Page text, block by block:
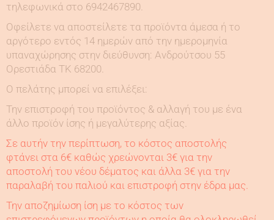
τηλεφωνικά στο 6942467890.
Οφείλετε να αποστείλετε τα προϊόντα άμεσα ή το
αργότερο εντός 14 ημερών από την ημερομηνία
υπαναχώρησης στην διεύθυνση: Ανδρούτσου 55
Ορεστιάδα ΤΚ 68200.
Ο πελάτης μπορεί να επιλέξει:
Την επιστροφή του προϊόντος & αλλαγή του με ένα
άλλο προϊόν ίσης ή μεγαλύτερης αξίας.
Σε αυτήν την περίπτωση, το κόστος αποστολής
φτάνει στα 6€ καθώς χρεώνονται 3€ για την
αποστολή του νέου δέματος και άλλα 3€ για την
παραλαβή του παλιού και επιστροφή στην έδρα μας.
Την αποζημίωση ίση με το κόστος των